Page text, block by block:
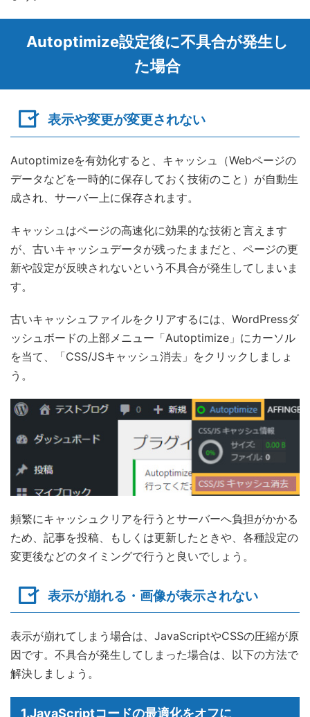
Autoptimize設定後に不具合が発生し
た場合
表示や変更が変更されない
Autoptimizeを有効化すると、キャッシュ（Webページの
データなどを一時的に保存しておく技術のこと）が自動生
成され、サーバー上に保存されます。
キャッシュはページの高速化に効果的な技術と言えます
が、古いキャッシュデータが残ったままだと、ページの更
新や設定が反映されないという不具合が発生してしまいま
す。
古いキャッシュファイルをクリアするには、WordPressダ
ッシュボードの上部メニュー「Autoptimize」にカーソル
を当て、「CSS/JSキャッシュ消去」をクリックしましょ
う。
頻繁にキャッシュクリアを行うとサーバーへ負担がかかる
ため、記事を投稿、もしくは更新したときや、各種設定の
変更後などのタイミングで行うと良いでしょう。
表示が崩れる・画像が表示されない
表示が崩れてしまう場合は、JavaScriptやCSSの圧縮が原
因です。不具合が発生してしまった場合は、以下の方法で
解決しましょう。
1.JavaScriptコードの最適化をオフに